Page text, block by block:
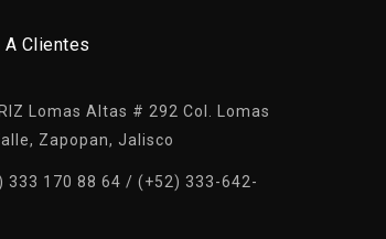
Clientes
Lomas Altas # 292 Col. Lomas
Zapopan, Jalisco
333 170 88 64 / (+52) 333-642-